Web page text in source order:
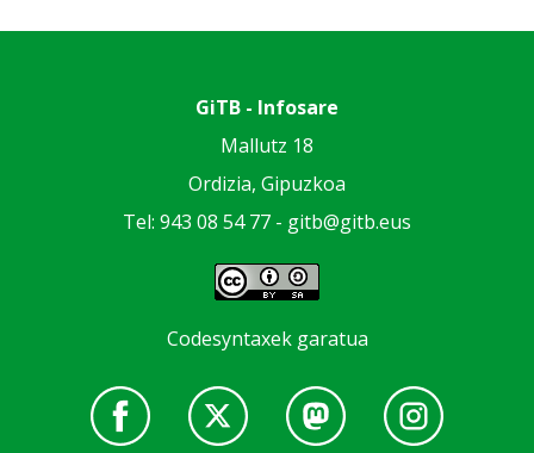
GiTB - Infosare
Mallutz 18
Ordizia, Gipuzkoa
Tel: 943 08 54 77 - gitb@gitb.eus
Codesyntaxek garatua